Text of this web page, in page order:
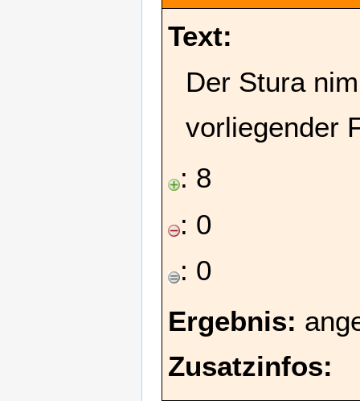
Text:
Der Stura
vorliegender
: 8
: 0
: 0
Ergebnis:
Zusatzinfos: